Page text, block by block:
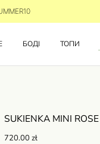
БОДІ ТОПИ
SUKIENKA MINI
720.00 zł